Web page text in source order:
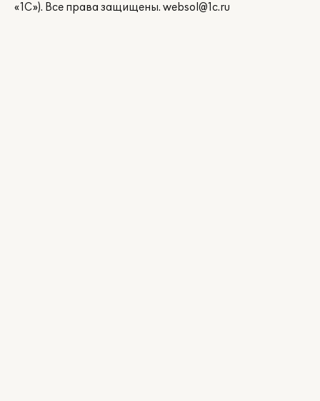
«1С»). Все права защищены. websol@1c.ru